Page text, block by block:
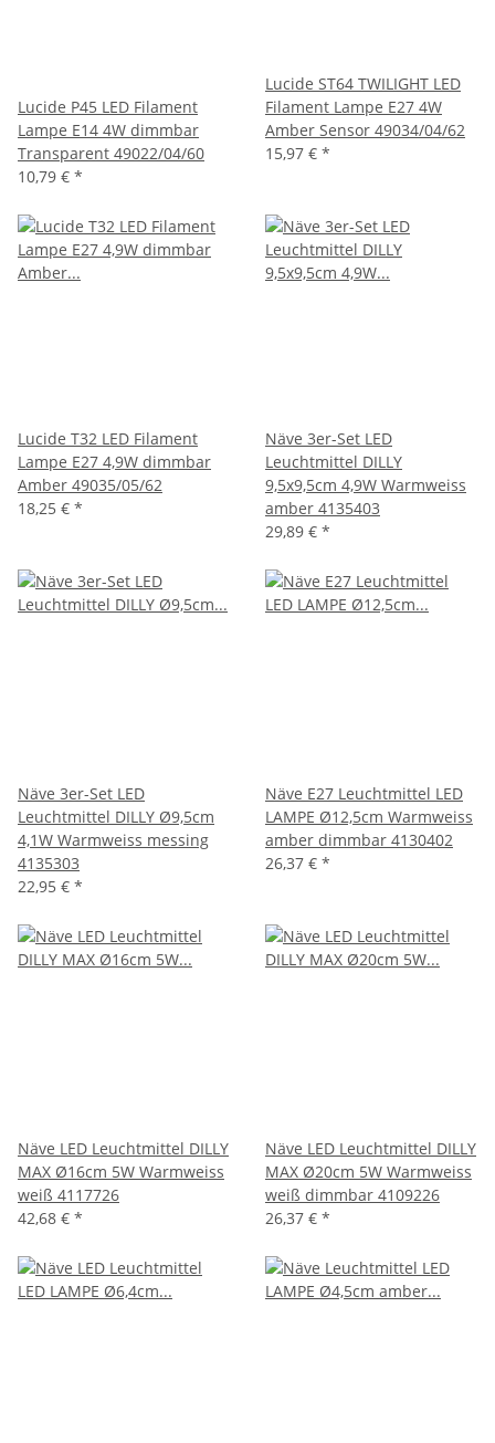
Lucide P45 LED Filament
Lampe E14 4W dimmbar
Transparent 49022/04/60
10,79 € *
Lucide ST64 TWILIGHT LED
Filament Lampe E27 4W
Amber Sensor 49034/04/62
15,97 € *
Lucide T32 LED Filament
Lampe E27 4,9W dimmbar
Amber 49035/05/62
18,25 € *
Näve 3er-Set LED
Leuchtmittel DILLY
9,5x9,5cm 4,9W Warmweiss
amber 4135403
29,89 € *
Näve 3er-Set LED
Leuchtmittel DILLY Ø9,5cm
4,1W Warmweiss messing
4135303
22,95 € *
Näve E27 Leuchtmittel LED
LAMPE Ø12,5cm Warmweiss
amber dimmbar 4130402
26,37 € *
Näve LED Leuchtmittel DILLY
MAX Ø16cm 5W Warmweiss
weiß 4117726
42,68 € *
Näve LED Leuchtmittel DILLY
MAX Ø20cm 5W Warmweiss
weiß dimmbar 4109226
26,37 € *